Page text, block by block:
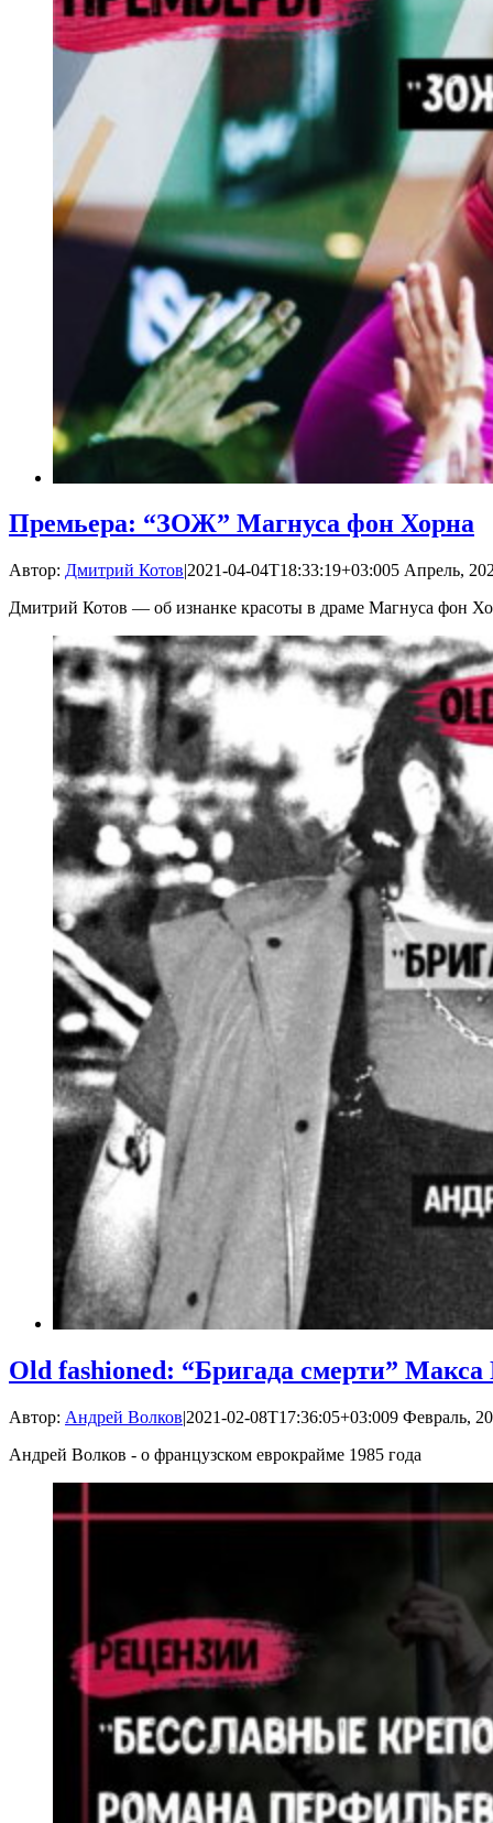
Премьера: “ЗОЖ” Магнуса фон Хорна
Автор: Дмитрий Котов|2021-04-04T18:33:19+03:005 Апрель,
Дмитрий Котов — об изнанке красоты в драме Магнуса фон
Old fashioned: “Бригада смерти” Макса
Автор: Андрей Волков|2021-02-08T17:36:05+03:009 Февраль,
Андрей Волков - о французском еврокрайме 1985 года